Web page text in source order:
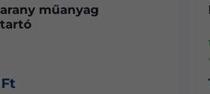
Kézilabda női arany figura
1 650 Ft